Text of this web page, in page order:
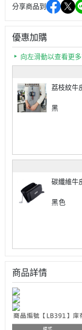
分享商品到
優惠加購
向左滑動以查看更
荔枝紋牛
黑
碳纖維牛
黑色
商品詳情